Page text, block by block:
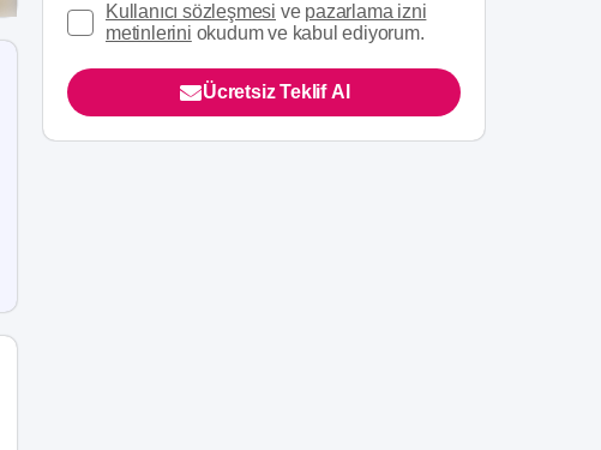
Kullanıcı sözleşmesi ve pazarlama izni
metinlerini okudum ve kabul ediyorum.
Ücretsiz Teklif Al